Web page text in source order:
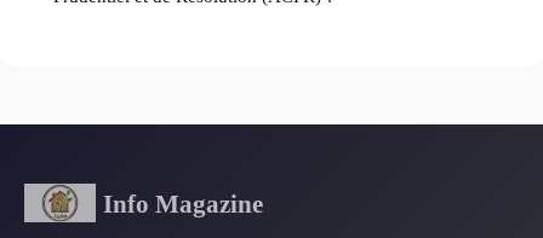
Info Magazine